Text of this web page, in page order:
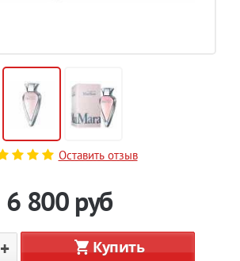
Оставить отзыв
6 800 руб
+ Купить